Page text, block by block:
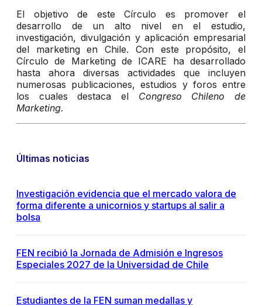
El objetivo de este Círculo es promover el
desarrollo de un alto nivel en el estudio,
investigación, divulgación y aplicación empresarial
del marketing en Chile. Con este propósito, el
Círculo de Marketing de ICARE ha desarrollado
hasta ahora diversas actividades que incluyen
numerosas publicaciones, estudios y foros entre
los cuales destaca el Congreso Chileno de
Marketing.
Últimas noticias
Investigación evidencia que el mercado valora de
forma diferente a unicornios y startups al salir a
bolsa
FEN recibió la Jornada de Admisión e Ingresos
Especiales 2027 de la Universidad de Chile
Estudiantes de la FEN suman medallas y